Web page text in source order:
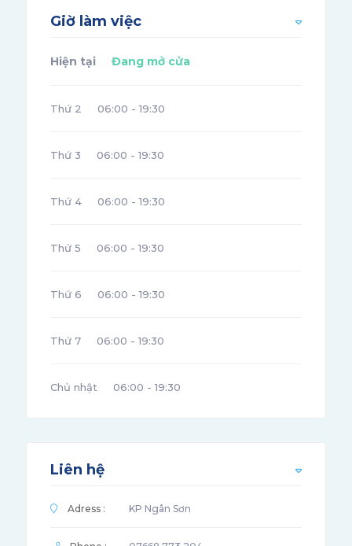
Giờ làm việc
Hiện tại Đang mở cửa
Thứ 2 06:00 - 19:30
Thứ 3 06:00 - 19:30
Thứ 4 06:00 - 19:30
Thứ 5 06:00 - 19:30
Thứ 6 06:00 - 19:30
Thứ 7 06:00 - 19:30
Chủ nhật 06:00 - 19:30
Liên hệ
Adress : KP Ngân Sơn